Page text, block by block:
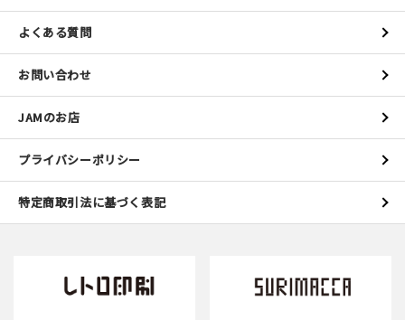
よくある質問
お問い合わせ
JAMのお店
プライバシーポリシー
特定商取引法に基づく表記